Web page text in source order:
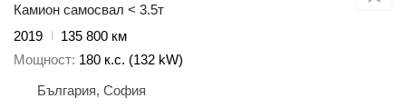
Камион самосвал < 3.5т
2019
135 800 км
Мощност 180 к.с. (132 kW)
България, София